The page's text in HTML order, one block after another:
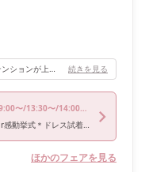
料理がどれもおいしく、デザートブッフェもテンションが上がります！ 続きを見る
/13:30〜/14:00〜/15:30〜
前日予約◎160万特典*ALL体験Fair感動挙式＊ドレス試着＊4万試食
ほかのフェアを見る